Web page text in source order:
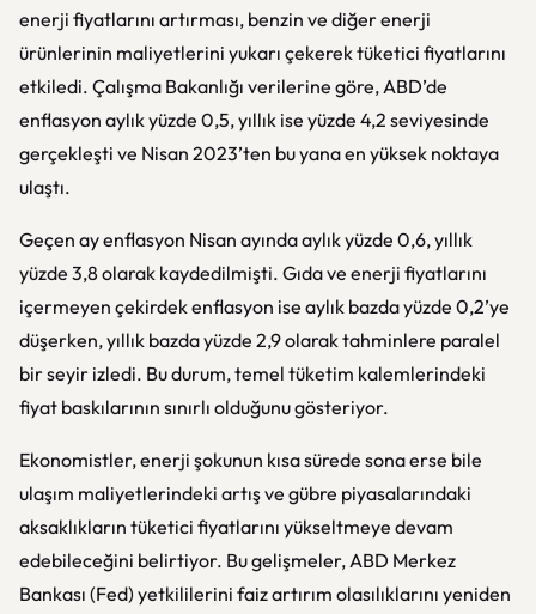
enerji fiyatlarını artırması, benzin ve diğer enerji
ürünlerinin maliyetlerini yukarı çekerek tüketici fiyatlarını
etkiledi. Çalışma Bakanlığı verilerine göre, ABD’de
enflasyon aylık yüzde 0,5, yıllık ise yüzde 4,2 seviyesinde
gerçekleşti ve Nisan 2023’ten bu yana en yüksek noktaya
ulaştı.
Geçen ay enflasyon Nisan ayında aylık yüzde 0,6, yıllık
yüzde 3,8 olarak kaydedilmişti. Gıda ve enerji fiyatlarını
içermeyen çekirdek enflasyon ise aylık bazda yüzde 0,2’ye
düşerken, yıllık bazda yüzde 2,9 olarak tahminlere paralel
bir seyir izledi. Bu durum, temel tüketim kalemlerindeki
fiyat baskılarının sınırlı olduğunu gösteriyor.
Ekonomistler, enerji şokunun kısa sürede sona erse bile
ulaşım maliyetlerindeki artış ve gübre piyasalarındaki
aksaklıkların tüketici fiyatlarını yükseltmeye devam
edebileceğini belirtiyor. Bu gelişmeler, ABD Merkez
Bankası (Fed) yetkililerini faiz artırım olasılıklarını yeniden